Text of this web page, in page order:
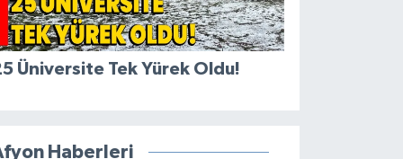
Üniversite Tek Yürek Oldu!
Haberleri